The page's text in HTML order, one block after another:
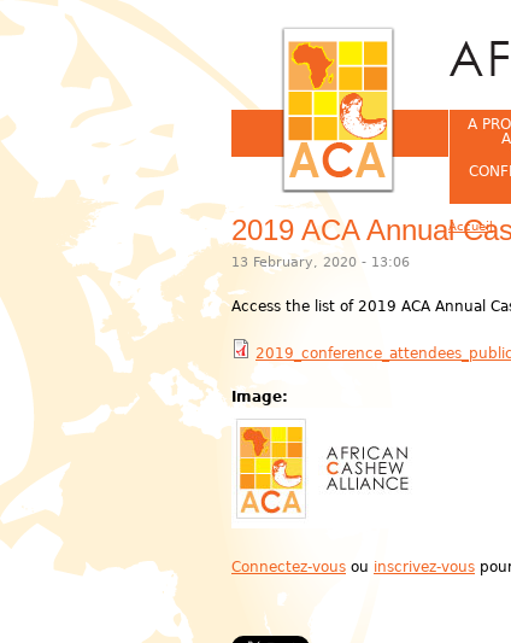
2019 ACA Annual
13 February, 2020 - 13:06
Access the list of 2019 ACA Annual
Image:
Connectez-vous ou inscrivez-vous
A
Vous
Accueil